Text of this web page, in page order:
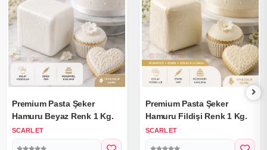
Premium Pasta Şeker
Hamuru Beyaz Renk 1 Kg.
SCARLET
Premium Pasta Şeker
Hamuru Fildişi Renk 1 Kg.
SCARLET